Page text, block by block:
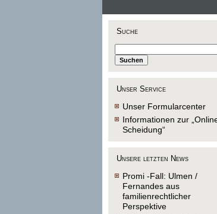
Suche
Unser Service
Unser Formularcenter
Informationen zur
Scheidung“
Unsere letzten News
Promi -Fall: Ulmen /
Fernandes aus
familienrechtlicher
Perspektive